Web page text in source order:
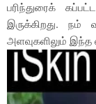
பரிந்துரைக்
இருக்கிறது. நம்
அளவுகளிலும் இந்த